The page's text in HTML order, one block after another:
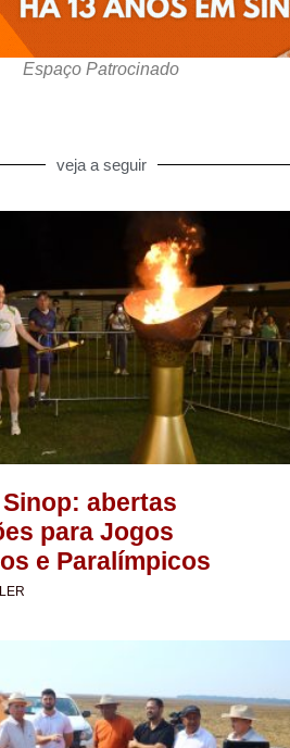
Espaço Patrocinado
veja a seguir
abertas
para Jogos
e Paralímpicos